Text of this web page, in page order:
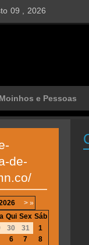
09 , 2026
Moinhos e Pessoas
de-
> »
Qui Sex Sáb
30 31
1
6 7
8